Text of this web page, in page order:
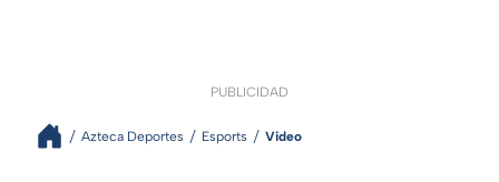
PUBLICIDAD
Azteca Deportes Esports Video